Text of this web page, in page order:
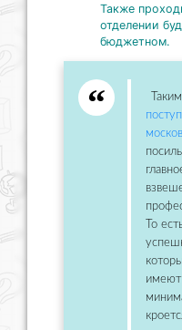
Также
отделении
бюджетном.
То
имеют